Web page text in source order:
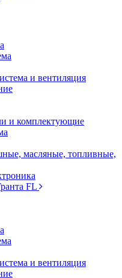
и вентиляция
и комплектующие
масляные, топливные,
FL
и вентиляция